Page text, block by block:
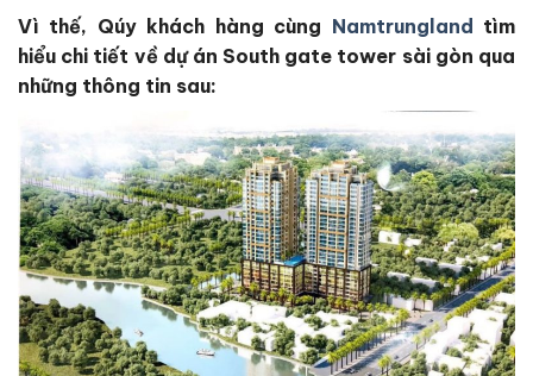
Vì thế, Qúy khách hàng cùng Namtrungland tìm
hiểu chi tiết về dự án South gate tower sài gòn qua
những thông tin sau: